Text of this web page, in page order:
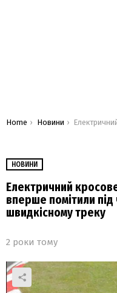
You are here:
Home Новини Електричний кросовер Porsche Cayenne EV вперше помітили під
НОВИНИ
Електричний
вперше помітили
швидкісному треку
2 роки тому